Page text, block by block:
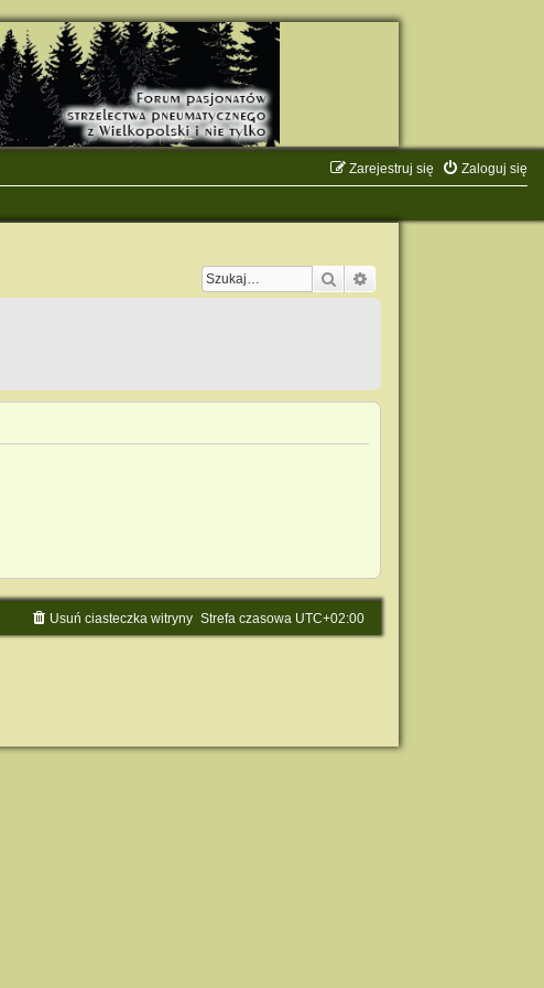
Zaloguj się
Zarejestruj się
Szukaj
Strefa czasowa UTC+02:00
Usuń ciasteczka witryny